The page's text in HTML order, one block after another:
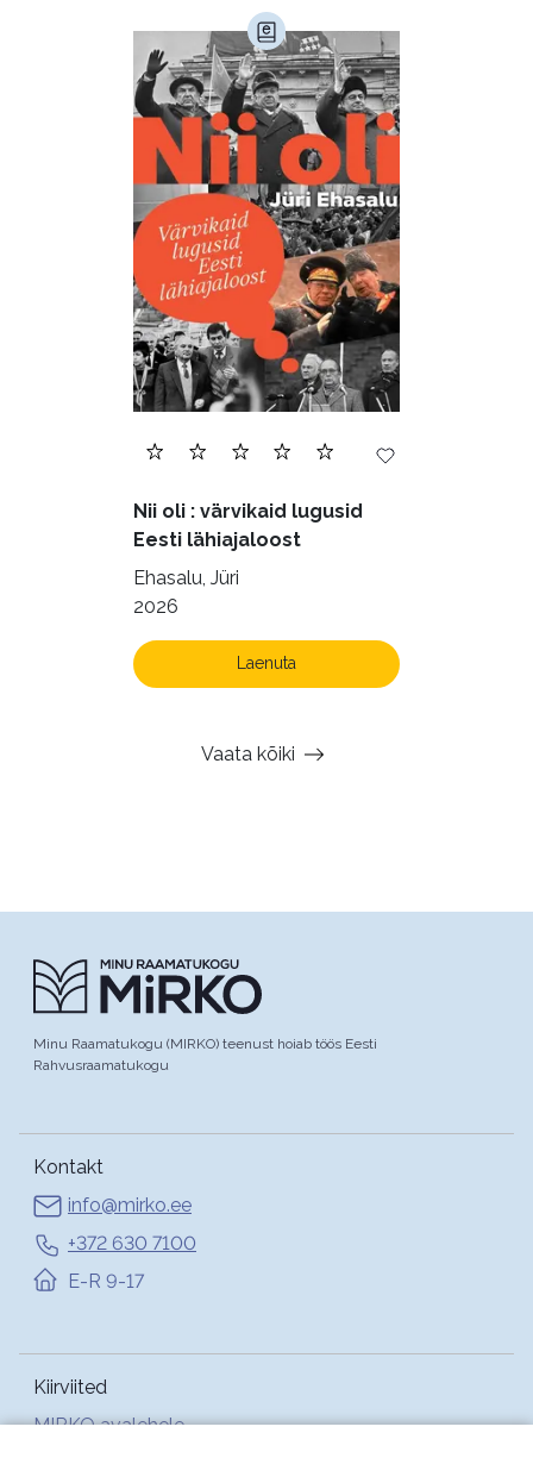
Nii oli : värvikaid lugusid
Eesti lähiajaloost
Ehasalu, Jüri
2026
Laenuta
Vaata kõiki
Minu Raamatukogu (MIRKO) teenust hoiab töös Eesti
Rahvusraamatukogu
Kontakt
info@mirko.ee
+372 630 7100
E-R 9-17
Kiirviited
MIRKO avalehele